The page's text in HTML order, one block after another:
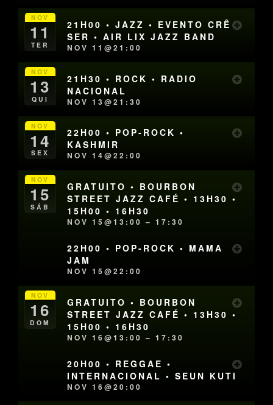
NOV
11
TER
21H00 • JAZZ • EVENTO CRÊ
SER • AIR LIX JAZZ BAND
NOV 11@21:00
NOV
13
QUI
21H30 • ROCK • RADIO
NACIONAL
NOV 13@21:30
NOV
14
SEX
22H00 • POP-ROCK •
KASHMIR
NOV 14@22:00
NOV
15
SÁB
GRATUITO • BOURBON
STREET JAZZ CAFÉ • 13H30 •
15H00 • 16H30
NOV 15@13:00 – 17:30
22H00 • POP-ROCK • MAMA
JAM
NOV 15@22:00
NOV
16
DOM
GRATUITO • BOURBON
STREET JAZZ CAFÉ • 13H30 •
15H00 • 16H30
NOV 16@13:00 – 17:30
20H00 • REGGAE •
INTERNACIONAL • SEUN KUTI
NOV 16@20:00